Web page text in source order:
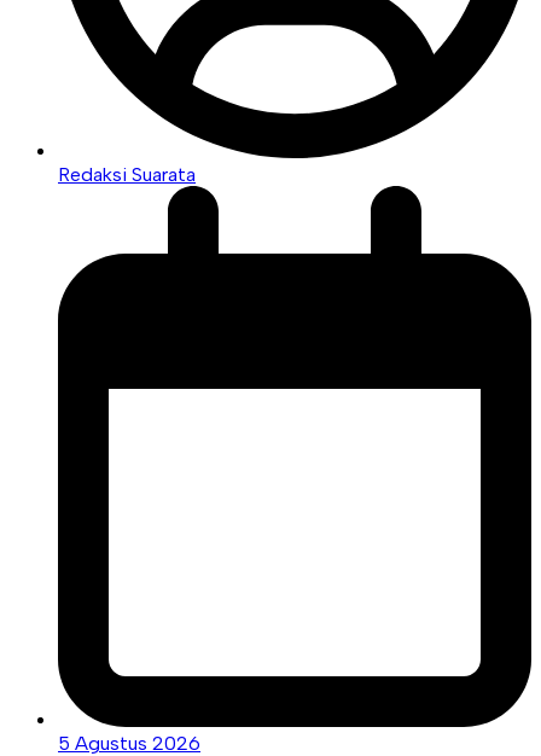
Redaksi Suarata
5 Agustus 2026